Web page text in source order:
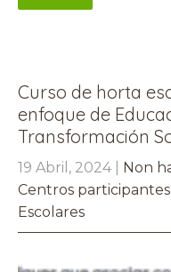
Curso de horta
enfoque de
Transformación
19 Abril, 2024 Non
Centros participantes
Escolares